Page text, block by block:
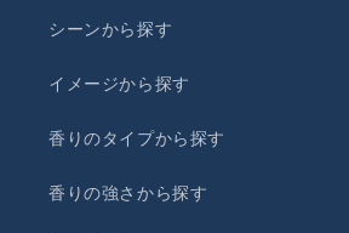
シーンから探す
イメージから探す
香りのタイプから探す
香りの強さから探す